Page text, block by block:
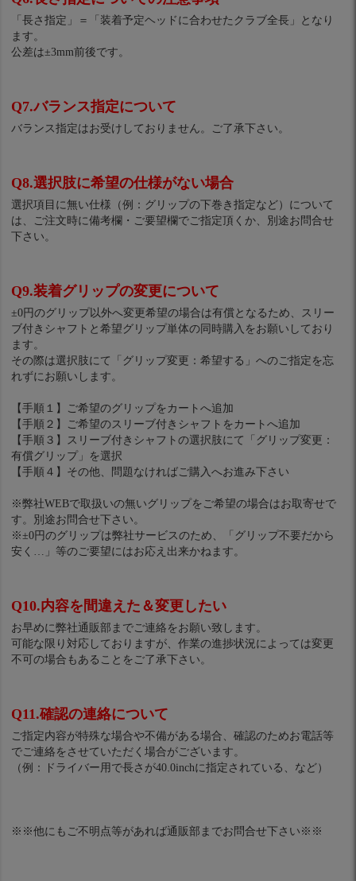
「長さ指定」＝「装着予定ヘッドに合わせたクラブ全長」となり
ます。
公差は±3mm前後です。
Q7.バランス指定について
バランス指定はお受けしておりません。ご了承下さい。
Q8.選択肢に希望の仕様がない場合
選択項目に無い仕様（例：グリップの下巻き指定など）について
は、ご注文時に備考欄・ご要望欄でご指定頂くか、別途お問合せ
下さい。
Q9.装着グリップの変更について
±0円のグリップ以外へ変更希望の場合は有償となるため、スリー
ブ付きシャフトと希望グリップ単体の同時購入をお願いしており
ます。
その際は選択肢にて「グリップ変更：希望する」へのご指定を忘
れずにお願いします。
【手順１】ご希望のグリップをカートへ追加
【手順２】ご希望のスリーブ付きシャフトをカートへ追加
【手順３】スリーブ付きシャフトの選択肢にて「グリップ変更：
有償グリップ」を選択
【手順４】その他、問題なければご購入へお進み下さい
※弊社WEBで取扱いの無いグリップをご希望の場合はお取寄せで
す。別途お問合せ下さい。
※±0円のグリップは弊社サービスのため、「グリップ不要だから
安く…」等のご要望にはお応え出来かねます。
Q10.内容を間違えた＆変更したい
お早めに弊社通販部までご連絡をお願い致します。
可能な限り対応しておりますが、作業の進捗状況によっては変更
不可の場合もあることをご了承下さい。
Q11.確認の連絡について
ご指定内容が特殊な場合や不備がある場合、確認のためお電話等
でご連絡をさせていただく場合がございます。
（例：ドライバー用で長さが40.0inchに指定されている、など）
※※他にもご不明点等があれば通販部までお問合せ下さい※※